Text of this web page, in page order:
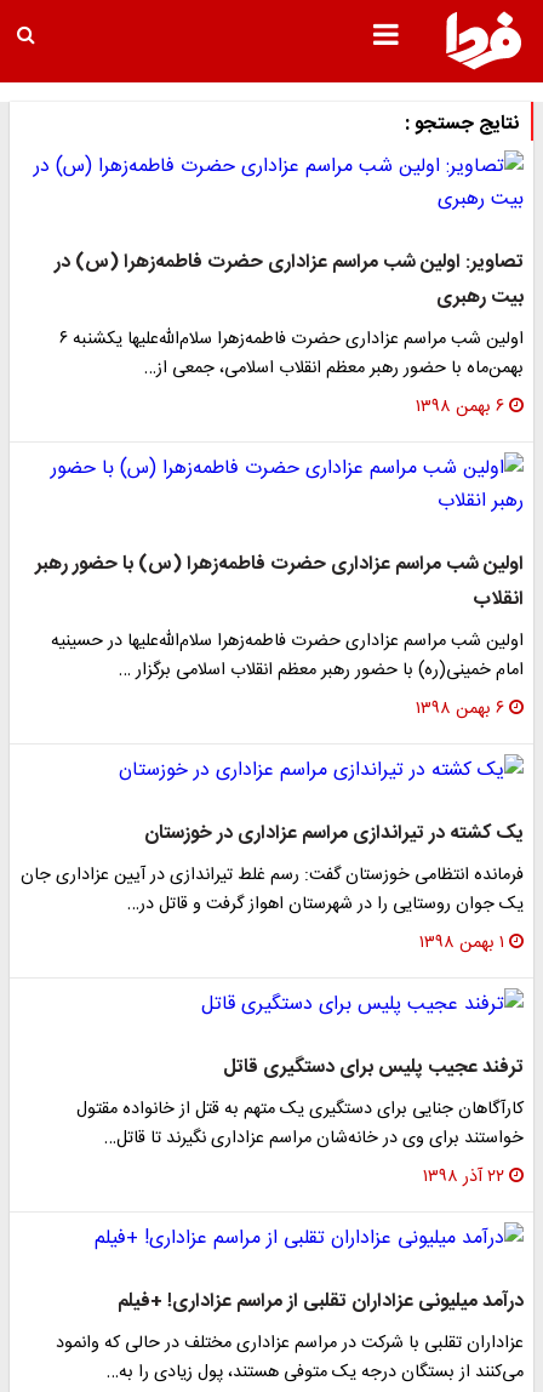
نتایج جستجو :
تصاویر: اولین شب مراسم عزاداری حضرت فاطمه‌زهرا (س) در
بیت رهبری
اولین شب مراسم عزاداری حضرت فاطمه‌زهرا سلام‌الله‌علیها یکشنبه ۶
بهمن‌ماه با حضور رهبر معظم انقلاب اسلامی، جمعی از…
۶ بهمن ۱۳۹۸
اولین شب مراسم عزاداری حضرت فاطمه‌زهرا (س) با حضور رهبر
انقلاب
اولین شب مراسم عزاداری حضرت فاطمه‌زهرا سلام‌الله‌علیها در حسینیه
امام خمینی(ره) با حضور رهبر معظم انقلاب اسلامی برگزار …
۶ بهمن ۱۳۹۸
یک کشته در تیراندازی مراسم عزاداری در خوزستان
فرمانده انتظامی خوزستان گفت: رسم غلط تیراندازی در آیین عزاداری جان
یک جوان روستایی را در شهرستان اهواز گرفت و قاتل در…
۱ بهمن ۱۳۹۸
ترفند عجیب پلیس برای دستگیری قاتل
کارآگاهان جنایی برای دستگیری یک متهم به قتل از خانواده مقتول
خواستند برای وی در خانه‌شان مراسم عزاداری نگیرند تا قاتل…
۲۲ آذر ۱۳۹۸
درآمد میلیونی عزاداران تقلبی از مراسم عزاداری! +فیلم
عزاداران تقلبی با شرکت در مراسم عزاداری مختلف در حالی که وانمود
می‌کنند از بستگان درجه یک متوفی هستند، پول زیادی را به…